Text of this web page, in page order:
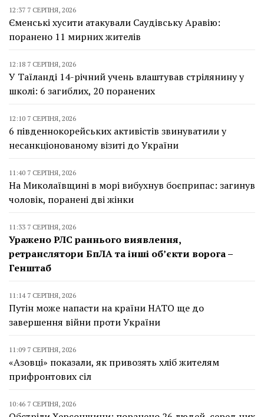
12:37 7 СЕРПНЯ, 2026
Єменські хусити атакували Саудівську Аравію:
поранено 11 мирних жителів
12:18 7 СЕРПНЯ, 2026
У Таїланді 14-річний учень влаштував стрілянину у
школі: 6 загиблих, 20 поранених
12:10 7 СЕРПНЯ, 2026
6 південнокорейських активістів звинуватили у
несанкціонованому візиті до України
11:40 7 СЕРПНЯ, 2026
На Миколаївщині в морі вибухнув боєприпас: загинув
чоловік, поранені дві жінки
11:33 7 СЕРПНЯ, 2026
Уражено РЛС раннього виявлення,
ретранслятори БпЛА та інші об’єкти ворога –
Генштаб
11:14 7 СЕРПНЯ, 2026
Путін може напасти на країни НАТО ще до
завершення війни проти України
11:09 7 СЕРПНЯ, 2026
«Азовці» показали, як привозять хліб жителям
прифронтових сіл
10:46 7 СЕРПНЯ, 2026